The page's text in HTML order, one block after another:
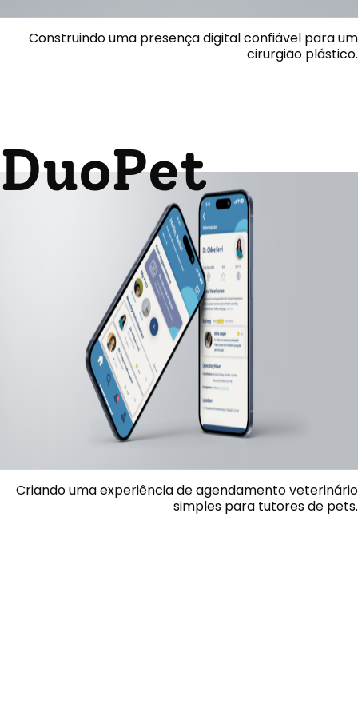
Construindo uma presença digital confiável para um
cirurgião plástico.
DuoPet
Criando uma experiência de agendamento veterinário
simples para tutores de pets.